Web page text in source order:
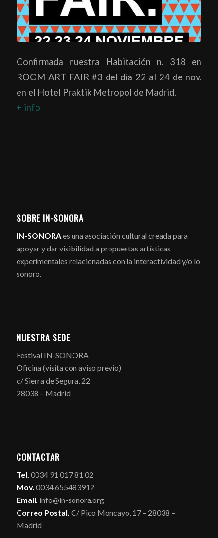
Confirmada nuestra Habitación n. 318 en
ROOM ART FAIR #3 del día 22 al 24 de nov.
en el Hotel Praktik Metropol de Madrid.
+ info
SOBRE IN-SONORA
IN-SONORAes una asociación cultural creada para
apoyar y dar visibilidad a propuestas artísticas
experimentales relacionadas con la interactividad y/o lo
sonoro.
NUESTRA SEDE
Festival IN-SONORA
Oficina (visita con aviso previo)
c/ Sierra de Segura, 22
28038 – Madrid
CONTACTAR
Tel. 0034 91 017 81 02
Mov. 0034 655483912
Email. info@in-sonora.org
Correo Postal. C/ Pico Moncayo, 17 – 28038 –
Madrid